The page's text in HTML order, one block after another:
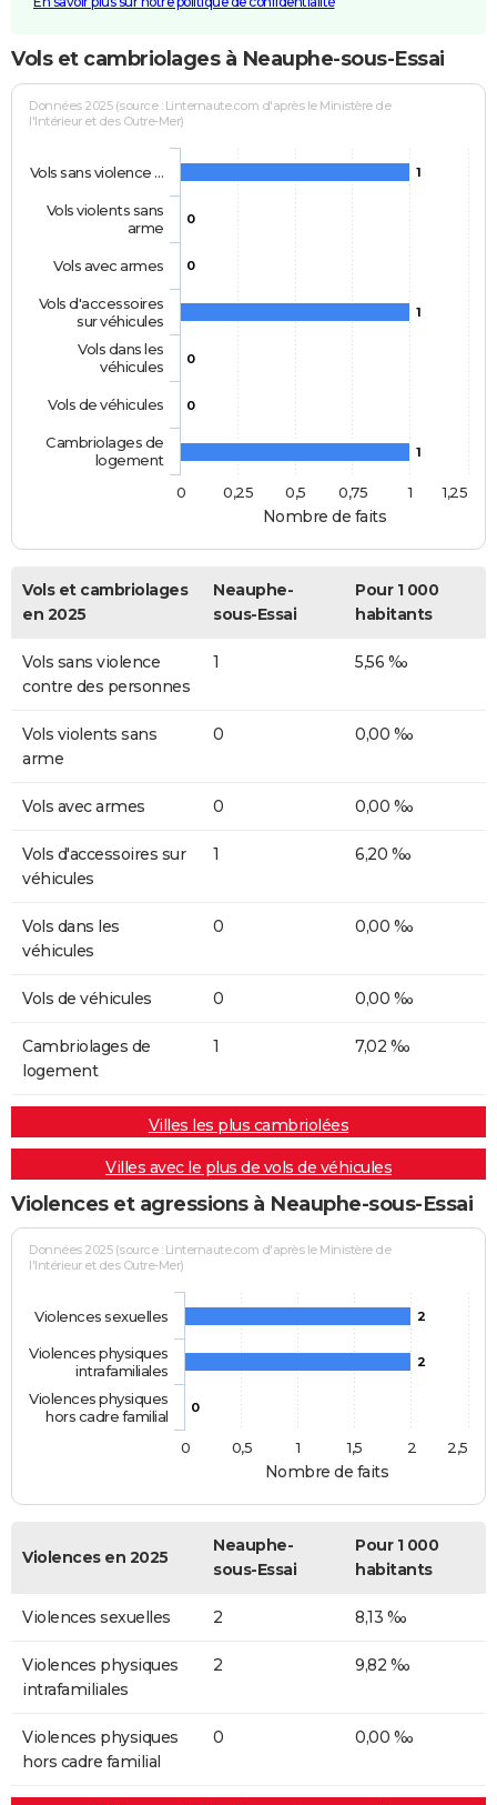
Vols et cambriolages à Neauphe-sous-Essai
Nombre de faits
Données 2025 (source : Linternaute.com d'après le Ministère de
l'Intérieur et des Outre-Mer)
1
0
0
1
0
0
1
Vols sans violence …
Vols violents sans
arme
Vols avec armes
Vols d'accessoires
sur véhicules
Vols dans les
véhicules
Vols de véhicules
Cambriolages de
logement
0
1
0,25 0,5 0,75 1,25
Vols et cambriolages
en 2025
Neauphe-
sous-Essai
Pour 1 000
habitants
Vols sans violence
contre des personnes
1 5,56 ‰
Vols violents sans
arme
0 0,00 ‰
Vols avec armes 0 0,00 ‰
Vols d'accessoires sur
véhicules
1 6,20 ‰
Vols dans les
véhicules
0 0,00 ‰
Vols de véhicules 0 0,00 ‰
Cambriolages de
logement
1 7,02 ‰
Villes les plus cambriolées
Villes avec le plus de vols de véhicules
Violences et agressions à Neauphe-sous-Essai
Nombre de faits
Données 2025 (source : Linternaute.com d'après le Ministère de
l'Intérieur et des Outre-Mer)
2
2
0
Violences sexuelles
Violences physiques
intrafamiliales
Violences physiques
hors cadre familial
0
0,5 1 1,5 2 2,5
Violences en 2025
Neauphe-
sous-Essai
Pour 1 000
habitants
Violences sexuelles 2 8,13 ‰
Violences physiques
intrafamiliales
2 9,82 ‰
Violences physiques
hors cadre familial
0 0,00 ‰